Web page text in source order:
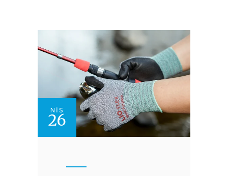
NIS
26